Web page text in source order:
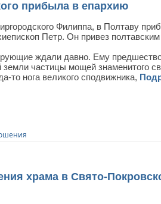
прибыла в епархию
Филиппа, в Полтаву
Петр. Он привез
ждали давно. Ему
частицы мощей знаменитого
то нога великого сподвижника,
храма в Свято-